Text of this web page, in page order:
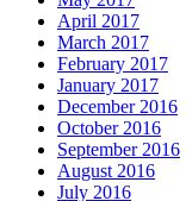
April 2017
March 2017
February 2017
January 2017
December 2016
October 2016
September 2016
August 2016
July 2016